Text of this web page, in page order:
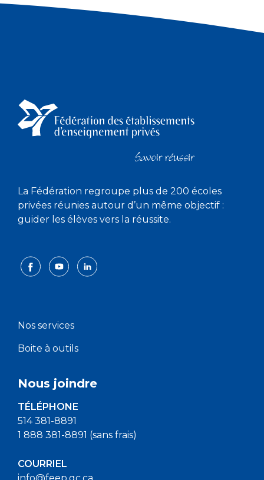
La Fédération regroupe plus de 200 écoles
privées réunies autour d’un même objectif :
guider les élèves vers la réussite.
Nos services
Boite à outils
Nous joindre
TÉLÉPHONE
514 381-8891
1 888 381-8891 (sans frais)
COURRIEL